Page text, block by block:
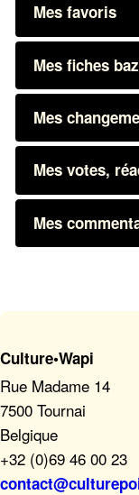
Mes favoris
Mes fiches
Mes
Mes votes,
Mes
Culture•Wapi
Rue Madame 14
7500 Tournai
Belgique
+32 (0)69 46 00 23